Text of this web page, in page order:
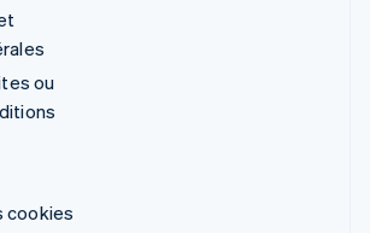
ou
cookies